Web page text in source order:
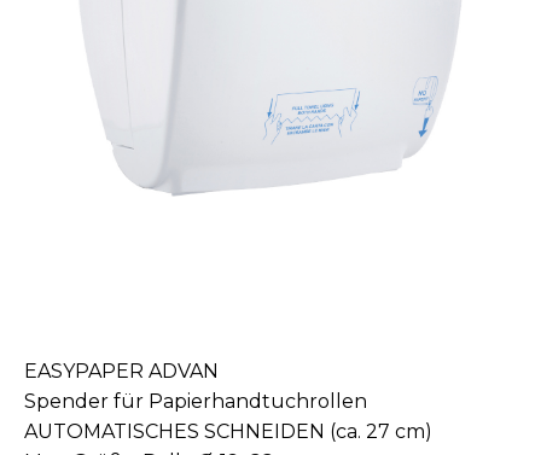
EASYPAPER ADVAN
Spender für Papierhandtuchrollen
AUTOMATISCHES SCHNEIDEN (ca. 27 cm)